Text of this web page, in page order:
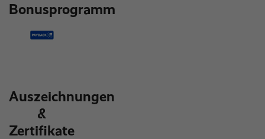
Bonusprogramm
Auszeichnungen
&
Zertifikate